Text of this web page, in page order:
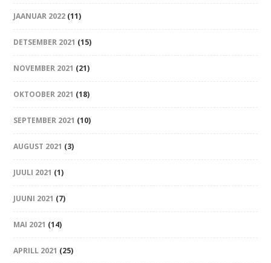
JAANUAR 2022 (11)
DETSEMBER 2021 (15)
NOVEMBER 2021 (21)
OKTOOBER 2021 (18)
SEPTEMBER 2021 (10)
AUGUST 2021 (3)
JUULI 2021 (1)
JUUNI 2021 (7)
MAI 2021 (14)
APRILL 2021 (25)